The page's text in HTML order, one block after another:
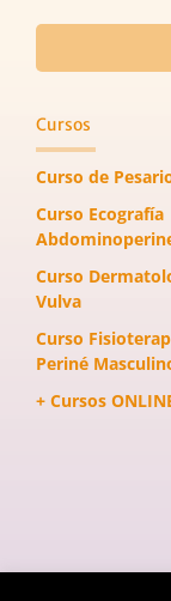
Cursos
Curso de
Curso Ecografía
Curso
Vulva
Curso
Periné
+ Cursos